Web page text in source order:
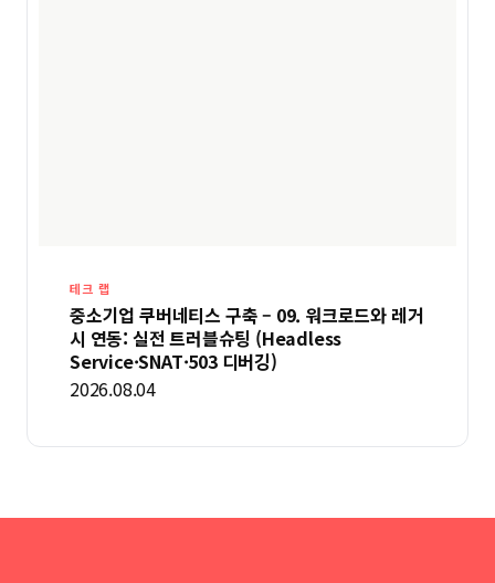
테크 랩
중소기업 쿠버네티스 구축 – 09. 워크로드와 레거
시 연동: 실전 트러블슈팅 (Headless
Service·SNAT·503 디버깅)
2026.08.04